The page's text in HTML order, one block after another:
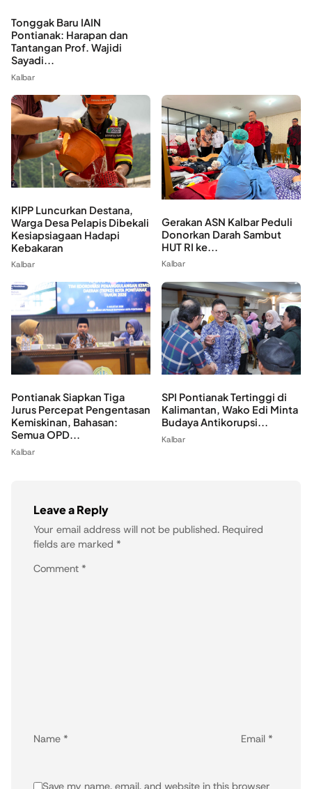
Tonggak Baru IAIN
Pontianak: Harapan dan
Tantangan Prof. Wajidi
Sayadi...
Kalbar
KIPP Luncurkan Destana,
Warga Desa Pelapis Dibekali
Kesiapsiagaan Hadapi
Kebakaran
Kalbar
Gerakan ASN Kalbar Peduli
Donorkan Darah Sambut
HUT RI ke...
Kalbar
Pontianak Siapkan Tiga
Jurus Percepat Pengentasan
Kemiskinan, Bahasan:
Semua OPD...
Kalbar
SPI Pontianak Tertinggi di
Kalimantan, Wako Edi Minta
Budaya Antikorupsi...
Kalbar
Leave a Reply
Your email address will not be published. Required
fields are marked *
Comment *
Name * Email *
Save my name, email, and website in this browser